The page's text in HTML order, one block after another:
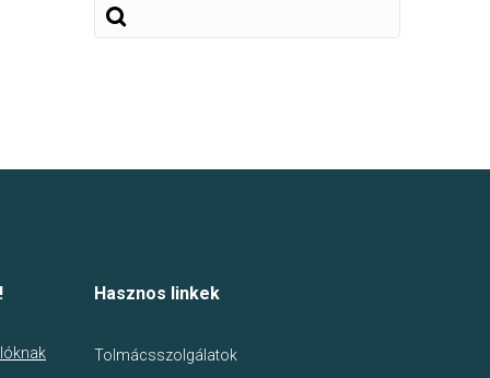
Hasznos linkek
Tolmácsszolgálatok